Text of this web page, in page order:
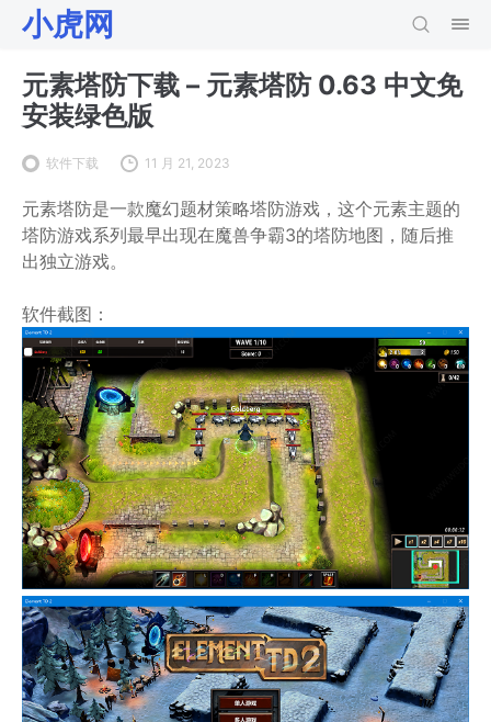
小虎网
元素塔防下载 – 元素塔防 0.63 中文免
安装绿色版
软件下载 11 月 21, 2023
元素塔防是一款魔幻题材策略塔防游戏，这个元素主题的
塔防游戏系列最早出现在魔兽争霸3的塔防地图，随后推
出独立游戏。
软件截图：